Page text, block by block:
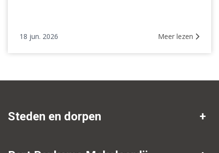
18 jun. 2026 Meer lezen
Steden en dorpen